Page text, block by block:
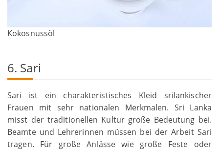
Kokosnussöl
6. Sari
Sari ist ein charakteristisches Kleid srilankischer
Frauen mit sehr nationalen Merkmalen. Sri Lanka
misst der traditionellen Kultur große Bedeutung bei.
Beamte und Lehrerinnen müssen bei der Arbeit Sari
tragen. Für große Anlässe wie große Feste oder